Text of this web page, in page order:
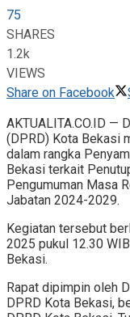
75
SHARES
1.2k
VIEWS
Share on Facebook
AKTUALITA.CO.ID —
(DPRD) Kota Bekasi
dalam rangka
Bekasi terkait
Pengumuman Masa
Jabatan 2024-2029.
Kegiatan tersebut
2025 pukul 12.30
Bekasi.
Rapat dipimpin oleh
DPRD Kota Bekasi,